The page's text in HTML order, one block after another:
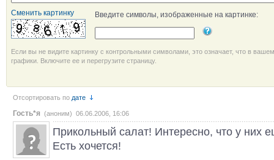
Сменить картинку Введите символы, изображенные на картинке:
Если вы не видите картинку с контрольными символами, это означает, что в
графики. Включите ее и перегрузите страницу.
Отсортировать по дате
Гость*я (аноним) 06.06.2006, 16:06
Прикольный салат! Интересно, что у них
Есть хочется!